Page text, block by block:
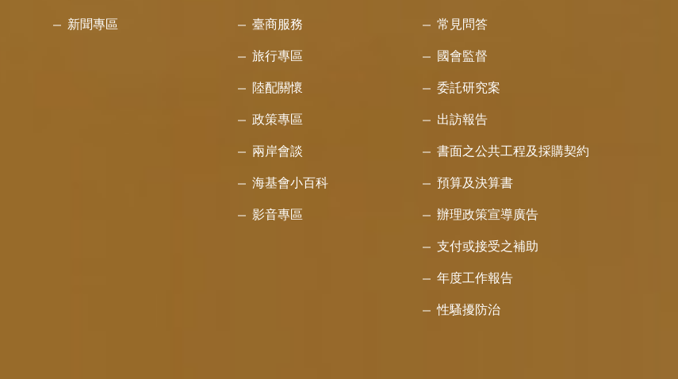
新聞專區 臺商服務
旅行專區
陸配關懷
政策專區
兩岸會談
海基會小百科
影音專區
常見問答
國會監督
委託研究案
出訪報告
書面之公共工程及採購契約
預算及決算書
辦理政策宣導廣告
支付或接受之補助
年度工作報告
性騷擾防治